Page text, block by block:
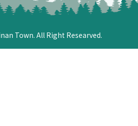
Town. All Right Researved.